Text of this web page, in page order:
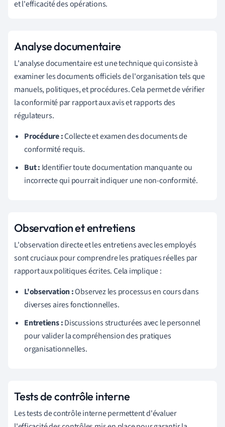
et l'efficacité des opérations.
Analyse documentaire
L'analyse documentaire est une technique qui consiste à
examiner les documents officiels de l'organisation tels que
manuels, politiques, et procédures. Cela permet de vérifier
la conformité par rapport aux avis et rapports des
régulateurs.
Procédure :Collecte et examen des documents de
conformité requis.
But : Identifier toute documentation manquante ou
incorrecte qui pourrait indiquer une non-conformité.
Observation et entretiens
L'observation directe et les entretiens avec les employés
sont cruciaux pour comprendre les pratiques réelles par
rapport aux politiques écrites. Cela implique :
L'observation :Observez les processus en cours dans
diverses aires fonctionnelles.
Entretiens :Discussions structurées avec le personnel
pour valider la compréhension des pratiques
organisationnelles.
Tests de contrôle interne
Les tests de contrôle interne permettent d'évaluer